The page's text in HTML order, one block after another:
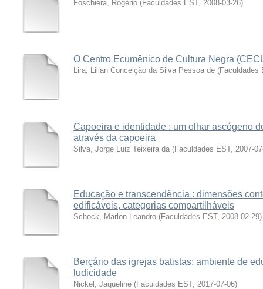
Foschiera, Rogério (Faculdades EST, 2008-03-26)
O Centro Ecumênico de Cultura Negra
Lira, Lilian Conceição da Silva Pessoa de (Faculdades
Capoeira e identidade : um olhar ascógeno
através da capoeira
Silva, Jorge Luiz Teixeira da (Faculdades EST, 2007-
Educação e transcendência : dimensões
edificáveis, categorias compartilháveis
Schock, Marlon Leandro (Faculdades EST, 2008-02-29)
Berçário das igrejas batistas: ambiente de
ludicidade
Nickel, Jaqueline (Faculdades EST, 2017-07-06)